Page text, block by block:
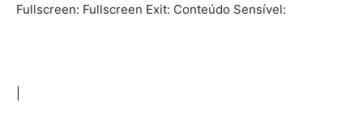
Fullscreen: Fullscreen Exit: Conteúdo Sensível: